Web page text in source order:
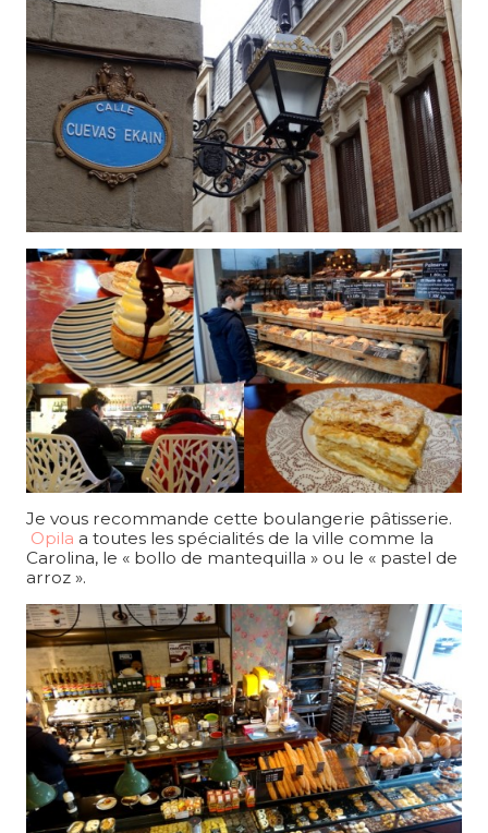
Je vous recommande cette boulangerie pâtisserie.
Opila a toutes les spécialités de la ville comme la
Carolina, le « bollo de mantequilla » ou le « pastel de
arroz ».